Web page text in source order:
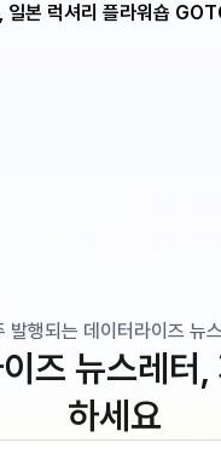
일본 럭셔리 플라워숍
발행되는 데이터라이즈 뉴
즈 뉴스레터,
하세요